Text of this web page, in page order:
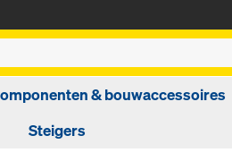
& bouwaccessoires
Steigers